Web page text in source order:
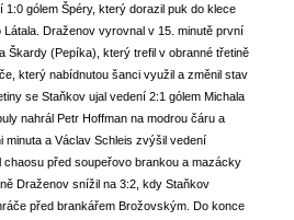
1:0 gólem Špéry, který dorazil puk do klece
Draženov vyrovnal v 15. minutě první
Škardy (Pepíka), který trefil v obranné třetině
který nabídnutou šanci využil a změnil stav
se Staňkov ujal vedení 2:1 gólem Michala
nahrál Petr Hoffman na modrou čáru a
minuta a Václav Schleis zvýšil vedení
před soupeřovo brankou a mazácky
Draženov snížil na 3:2, kdy Staňkov
před brankářem Brožovským. Do konce